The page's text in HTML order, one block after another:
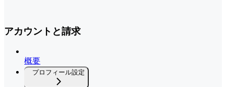
アカウントと請求
概要
プロフィール設定